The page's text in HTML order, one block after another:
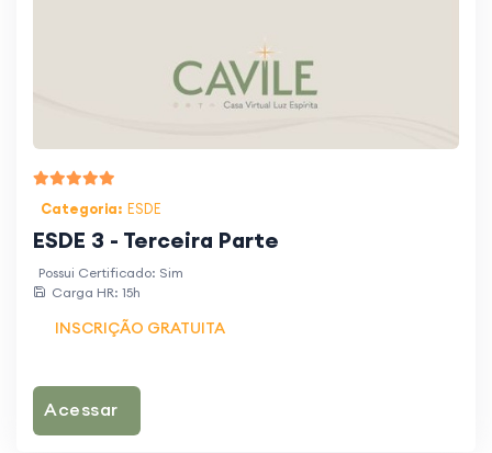
Categoria: ESDE
ESDE 3 - Terceira Parte
Possui Certificado: Sim
Carga HR: 15h
INSCRIÇÃO GRATUITA
Acessar